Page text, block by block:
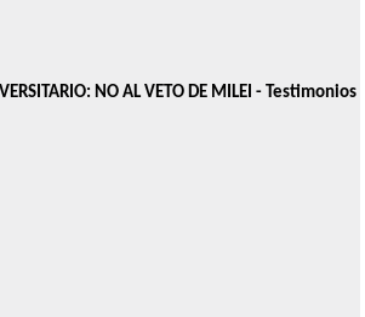
NO AL VETO DE MILEI - Testimonios